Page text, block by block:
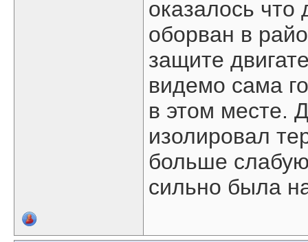
оказалось что
оборван в
защите
видемо сама
в этом месте.
изолировал
больше
сильно была